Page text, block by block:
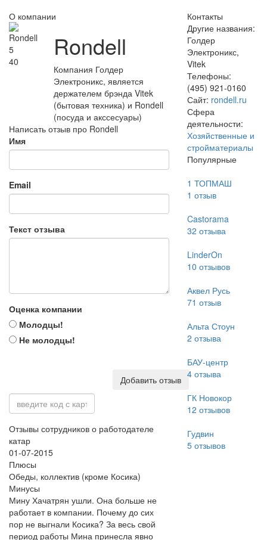
О компании
5
40
Rondell
Компания Голдер
Электроникс, является
держателем брэнда Vitek
(бытовая техника) и Rondell
(посуда и акссесуары)
Написать отзыв про Rondell
Имя
Email
Текст отзыва
Оценка компании
Молодцы!
Не молодцы!
Добавить отзыв
Отзывы сотрудников о работодателе
катар
01-07-2015
Плюсы
Обеды, коллектив (кроме Косика)
Минусы
Мину Хачатрян ушли. Она больше не
работает в компании. Почему до сих
пор не выгнали Косика? За весь свой
период работы Мина принесла явно
Контакты
Другие названия:
Голдер
Электроникс,
Vitek
Телефоны:
(495) 921-0160
Сайт: rondell.ru
Сфера
деятельности:
Хозяйственные и
стройматериалы
Популярные
1 ТОПМАШ
1 отзыв
Castorama
32 отзыва
LinderOn
10 отзывов
Аквел Русь
71 отзыв
Альта Стоун
2 отзыва
БАУ-центр
4отзыва
ГК Новокор
12 отзывов
Гудвин
5отзывов